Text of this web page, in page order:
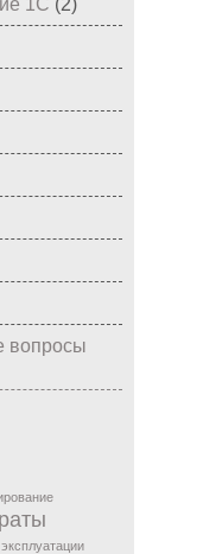
1С (2)
вопросы